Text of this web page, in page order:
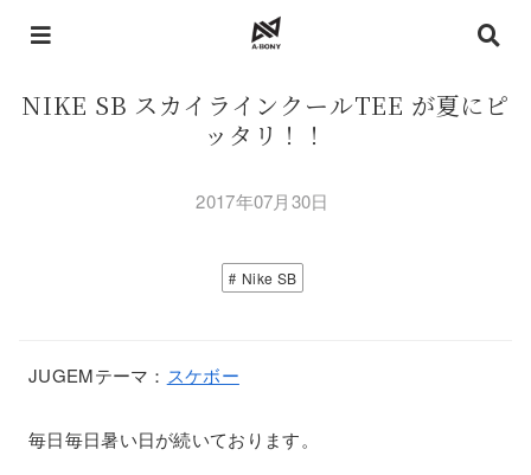
NIKE SB スカイラインクールTEE が夏にピ
ッタリ！！
2017年07月30日
Nike SB
JUGEMテーマ： スケボー
毎日毎日暑い日が続いております。